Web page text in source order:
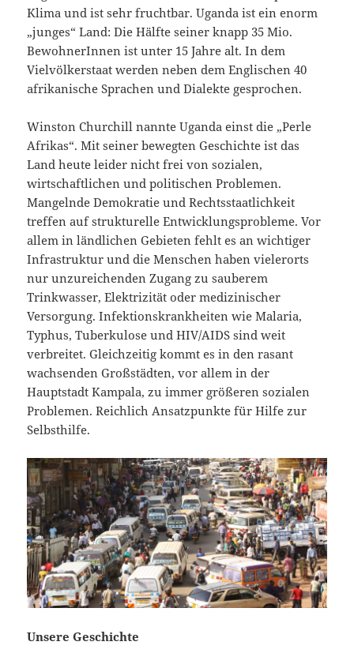
Klima und ist sehr fruchtbar. Uganda ist ein enorm
„junges“ Land: Die Hälfte seiner knapp 35 Mio.
BewohnerInnen ist unter 15 Jahre alt. In dem
Vielvölkerstaat werden neben dem Englischen 40
afrikanische Sprachen und Dialekte gesprochen.
Winston Churchill nannte Uganda einst die „Perle
Afrikas“. Mit seiner bewegten Geschichte ist das
Land heute leider nicht frei von sozialen,
wirtschaftlichen und politischen Problemen.
Mangelnde Demokratie und Rechtsstaatlichkeit
treffen auf strukturelle Entwicklungsprobleme. Vor
allem in ländlichen Gebieten fehlt es an wichtiger
Infrastruktur und die Menschen haben vielerorts
nur unzureichenden Zugang zu sauberem
Trinkwasser, Elektrizität oder medizinischer
Versorgung. Infektionskrankheiten wie Malaria,
Typhus, Tuberkulose und HIV/AIDS sind weit
verbreitet. Gleichzeitig kommt es in den rasant
wachsenden Großstädten, vor allem in der
Hauptstadt Kampala, zu immer größeren sozialen
Problemen. Reichlich Ansatzpunkte für Hilfe zur
Selbsthilfe.
Unsere Geschichte